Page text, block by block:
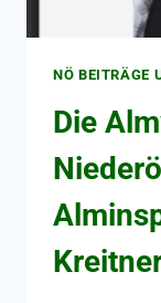
NÖ BEITRÄGE
Die